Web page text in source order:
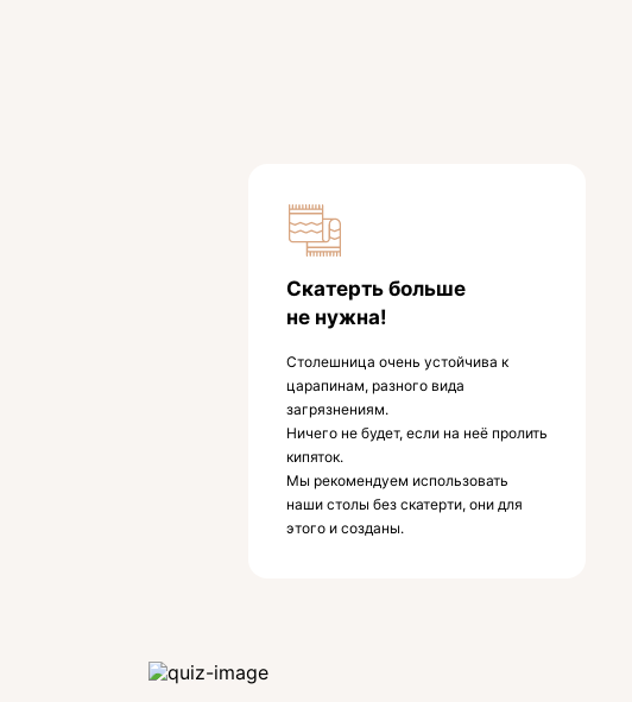
Скатерть больше
не нужна!
Столешница очень устойчива к
царапинам, разного вида
загрязнениям.
Ничего не будет, если на неё пролить
кипяток.
Мы рекомендуем использовать
наши столы без скатерти, они для
этого и созданы.